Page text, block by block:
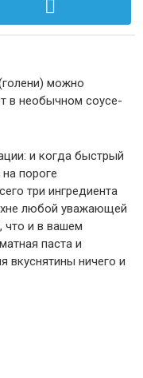
можно
в необычном соусе-
и когда быстрый
пороге
три ингредиента
любой уважающей
что и в вашем
паста и
вкуснятины ничего и